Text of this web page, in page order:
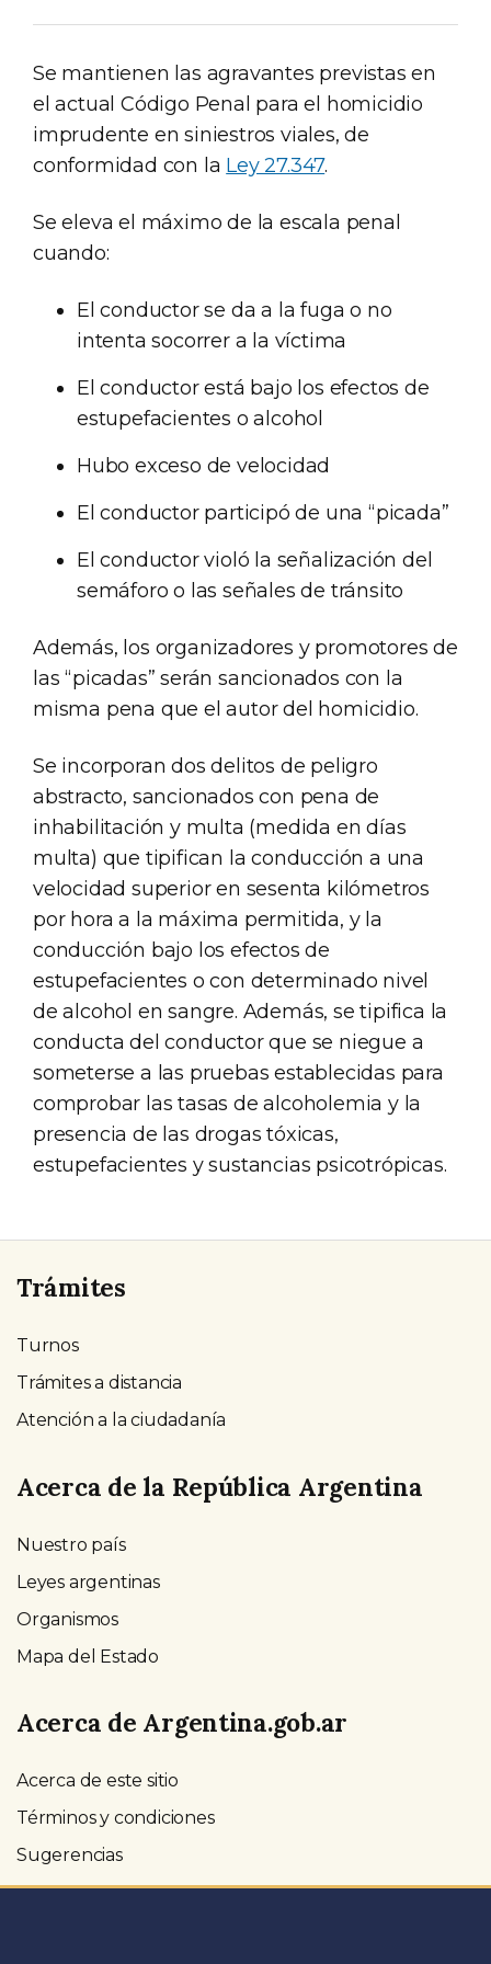
Se mantienen las agravantes previstas en
el actual Código Penal para el homicidio
imprudente en siniestros viales, de
conformidad con la Ley 27.347.
Se eleva el máximo de la escala penal
cuando:
El conductor se da a la fuga o no
intenta socorrer a la víctima
El conductor está bajo los efectos de
estupefacientes o alcohol
Hubo exceso de velocidad
El conductor participó de una “picada”
El conductor violó la señalización del
semáforo o las señales de tránsito
Además, los organizadores y promotores de
las “picadas” serán sancionados con la
misma pena que el autor del homicidio.
Se incorporan dos delitos de peligro
abstracto, sancionados con pena de
inhabilitación y multa (medida en días
multa) que tipifican la conducción a una
velocidad superior en sesenta kilómetros
por hora a la máxima permitida, y la
conducción bajo los efectos de
estupefacientes o con determinado nivel
de alcohol en sangre. Además, se tipifica la
conducta del conductor que se niegue a
someterse a las pruebas establecidas para
comprobar las tasas de alcoholemia y la
presencia de las drogas tóxicas,
estupefacientes y sustancias psicotrópicas.
Trámites
Turnos
Trámites a distancia
Atención a la ciudadanía
Acerca de la República Argentina
Nuestro país
Leyes argentinas
Organismos
Mapa del Estado
Acerca de Argentina.gob.ar
Acerca de este sitio
Términos y condiciones
Sugerencias